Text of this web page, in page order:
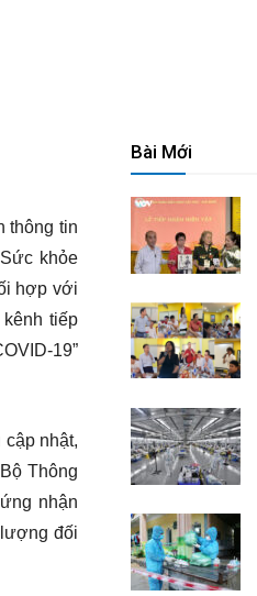
thông tin
khỏe
hợp với
tiếp
19”
cập nhật,
Thông
nhận
đối
Bài Mới